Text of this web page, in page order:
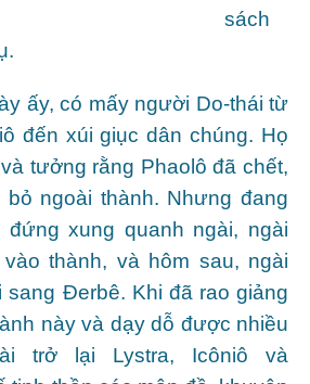
sách
ấy, có mấy người Do-thái từ
đến xúi giục dân chúng. Họ
tưởng rằng Phaolô đã chết,
ngoài thành. Nhưng đang
xung quanh ngài, ngài
thành, và hôm sau, ngài
sang Ðerbê. Khi đã rao giảng
này và dạy dỗ được nhiều
trở lại Lystra, Icôniô và